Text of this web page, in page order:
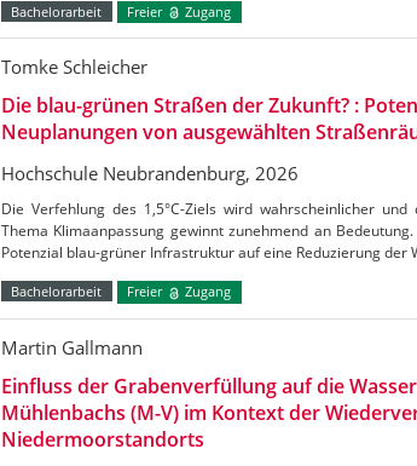
Bachelorarbeit Freier Zugang
Tomke Schleicher
Die blau-grünen Straßen der Zukunft? :
Neuplanungen von ausgewählten
Hochschule Neubrandenburg, 2026
Die Verfehlung des 1,5°C-Ziels wird wahrscheinlicher
Thema Klimaanpassung gewinnt zunehmend an
Potenzial blau-grüner Infrastruktur auf eine Reduzierung
Bachelorarbeit Freier Zugang
Martin Gallmann
Einfluss der Grabenverfüllung auf die
Mühlenbachs (M-V) im Kontext der
Niedermoorstandorts